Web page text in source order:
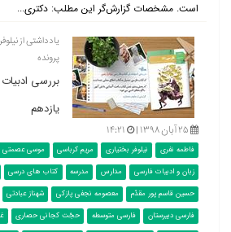
است. مشخصات گزارش‌گر این مطلب: دکتری...
یادداشتی از
پرونده
بررسی
یازدهم
۲۵ آبان ۱۳۹۸ | ۱۴:۲۱
فاطمه نفری نیلوفر بختیاری مریم کرباسی موسی عصمتی
زبان و ادبیات فارسی
مدارس مدرسه کتاب های درسی
حسین قاسم پور مقدّم
معصومه نجفی پازکی شهناز عبادتی
فارسی دبیرستان
فارسی متوسطه حجّت کجانی حصاری